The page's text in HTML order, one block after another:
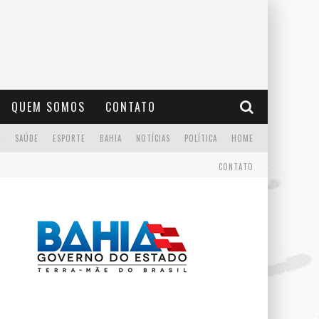
QUEM SOMOS CONTATO
HOME
POLÍTICA
NOTÍCIAS
BAHIA
ESPORTE
SAÚDE
CONTATO